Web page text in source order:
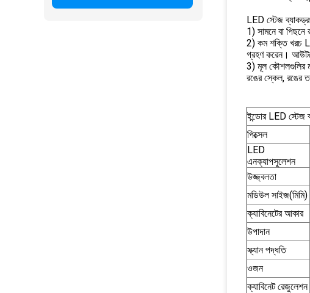
LED স্টেজ
1) সামনে বা পিছনে
2) কম শক্তি খরচ
গ্রহণ করেন।
3) মূল কৌশলগুলির
রঙের স্কেল, রঙের
ইন্ডোর LED স্টেজ
পিক্সেল
LED
এনক্যাপসুলেশন
উজ্জ্বলতা
মডিউল সাইজ(মিমি)
ক্যাবিনেটের আকার
উপাদান
স্ক্যান পদ্ধতি
ওজন
ক্যাবিনেট রেজুলেশন